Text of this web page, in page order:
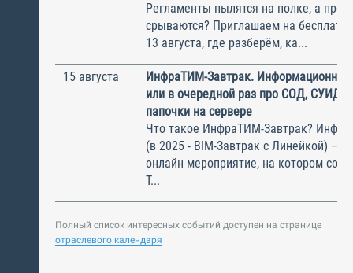
Регламенты пылятся на полке, а
срываются? Приглашаем на
13 августа, где разберём, ка...
15 августа
ИнфраТИМ-Завтрак.
или в очередной раз про СОД, СУИД и
папочки на сервере
Что такое ИнфраТИМ-Завтрак?
(в 2025 - BIM-Завтрак с Линейкой) –
онлайн мероприятие, на котором
Т...
Полный список интересных событий доступен на странице
отраслевого календаря